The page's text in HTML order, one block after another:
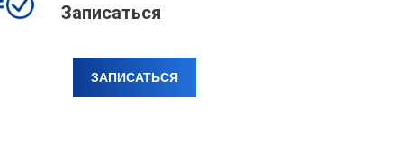
Записаться
ЗАПИСАТЬСЯ